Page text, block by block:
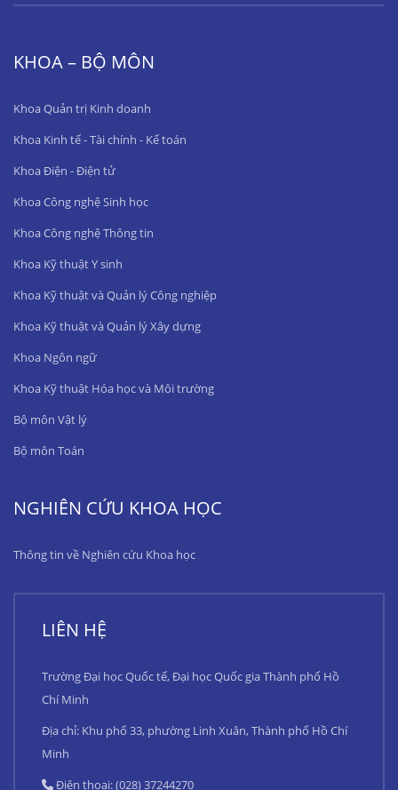
KHOA – BỘ MÔN
Khoa Quản trị Kinh doanh
Khoa Kinh tế - Tài chính - Kế toán
Khoa Điện - Điện tử
Khoa Công nghệ Sinh học
Khoa Công nghệ Thông tin
Khoa Kỹ thuật Y sinh
Khoa Kỹ thuật và Quản lý Công nghiệp
Khoa Kỹ thuật và Quản lý Xây dựng
Khoa Ngôn ngữ
Khoa Kỹ thuật Hóa học và Môi trường
Bộ môn Vật lý
Bộ môn Toán
NGHIÊN CỨU KHOA HỌC
Thông tin về Nghiên cứu Khoa học
LIÊN HỆ
Trường Đại học Quốc tế, Đại học Quốc gia Thành phố Hồ
Chí Minh
Địa chỉ: Khu phố 33, phường Linh Xuân, Thành phố Hồ Chí
Minh
Điện thoại: (028) 37244270